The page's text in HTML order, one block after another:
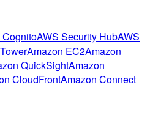
AWS Security HubAWS
Amazon EC2Amazon
QuickSightAmazon
CloudFrontAmazon Connect